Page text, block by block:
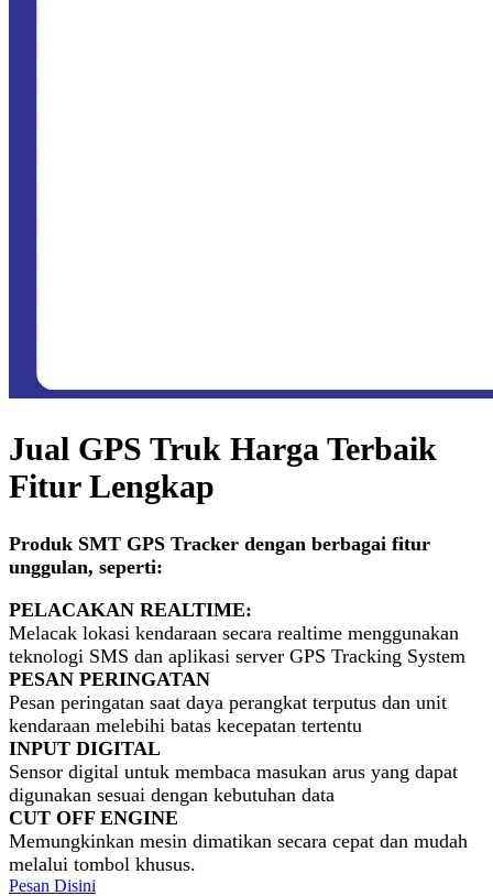
Jual GPS Truk Harga Terbaik
Fitur Lengkap
Produk SMT GPS Tracker dengan berbagai fitur
unggulan, seperti:
PELACAKAN REALTIME:
Melacak lokasi kendaraan secara realtime menggunakan
teknologi SMS dan aplikasi server GPS Tracking System
PESAN PERINGATAN
Pesan peringatan saat daya perangkat terputus dan unit
kendaraan melebihi batas kecepatan tertentu
INPUT DIGITAL
Sensor digital untuk membaca masukan arus yang dapat
digunakan sesuai dengan kebutuhan data
CUT OFF ENGINE
Memungkinkan mesin dimatikan secara cepat dan mudah
melalui tombol khusus.
Pesan Disini